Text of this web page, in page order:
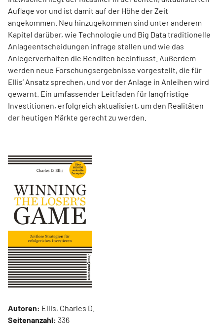
Auflage vor und ist damit auf der Höhe der Zeit
angekommen. Neu hinzugekommen sind unter anderem
Kapitel darüber, wie Technologie und Big Data traditionelle
Anlageentscheidungen infrage stellen und wie das
Anlegerverhalten die Renditen beeinflusst. Außerdem
werden neue Forschungsergebnisse vorgestellt, die für
Ellis’ Ansatz sprechen, und vor der Anlage in Anleihen wird
gewarnt. Ein umfassender Leitfaden für langfristige
Investitionen, erfolgreich aktualisiert, um den Realitäten
der heutigen Märkte gerecht zu werden.
Autoren: Ellis, Charles D.
Seitenanzahl: 336